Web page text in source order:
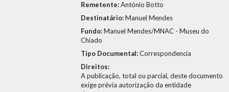
Remetente:António Botto
Destinatário:Manuel Mendes
Fundo:Manuel Mendes/MNAC - Museu do
Chiado
Tipo Documental:Correspondencia
Direitos:
A publicação, total ou parcial, deste documento
exige prévia autorização da entidade